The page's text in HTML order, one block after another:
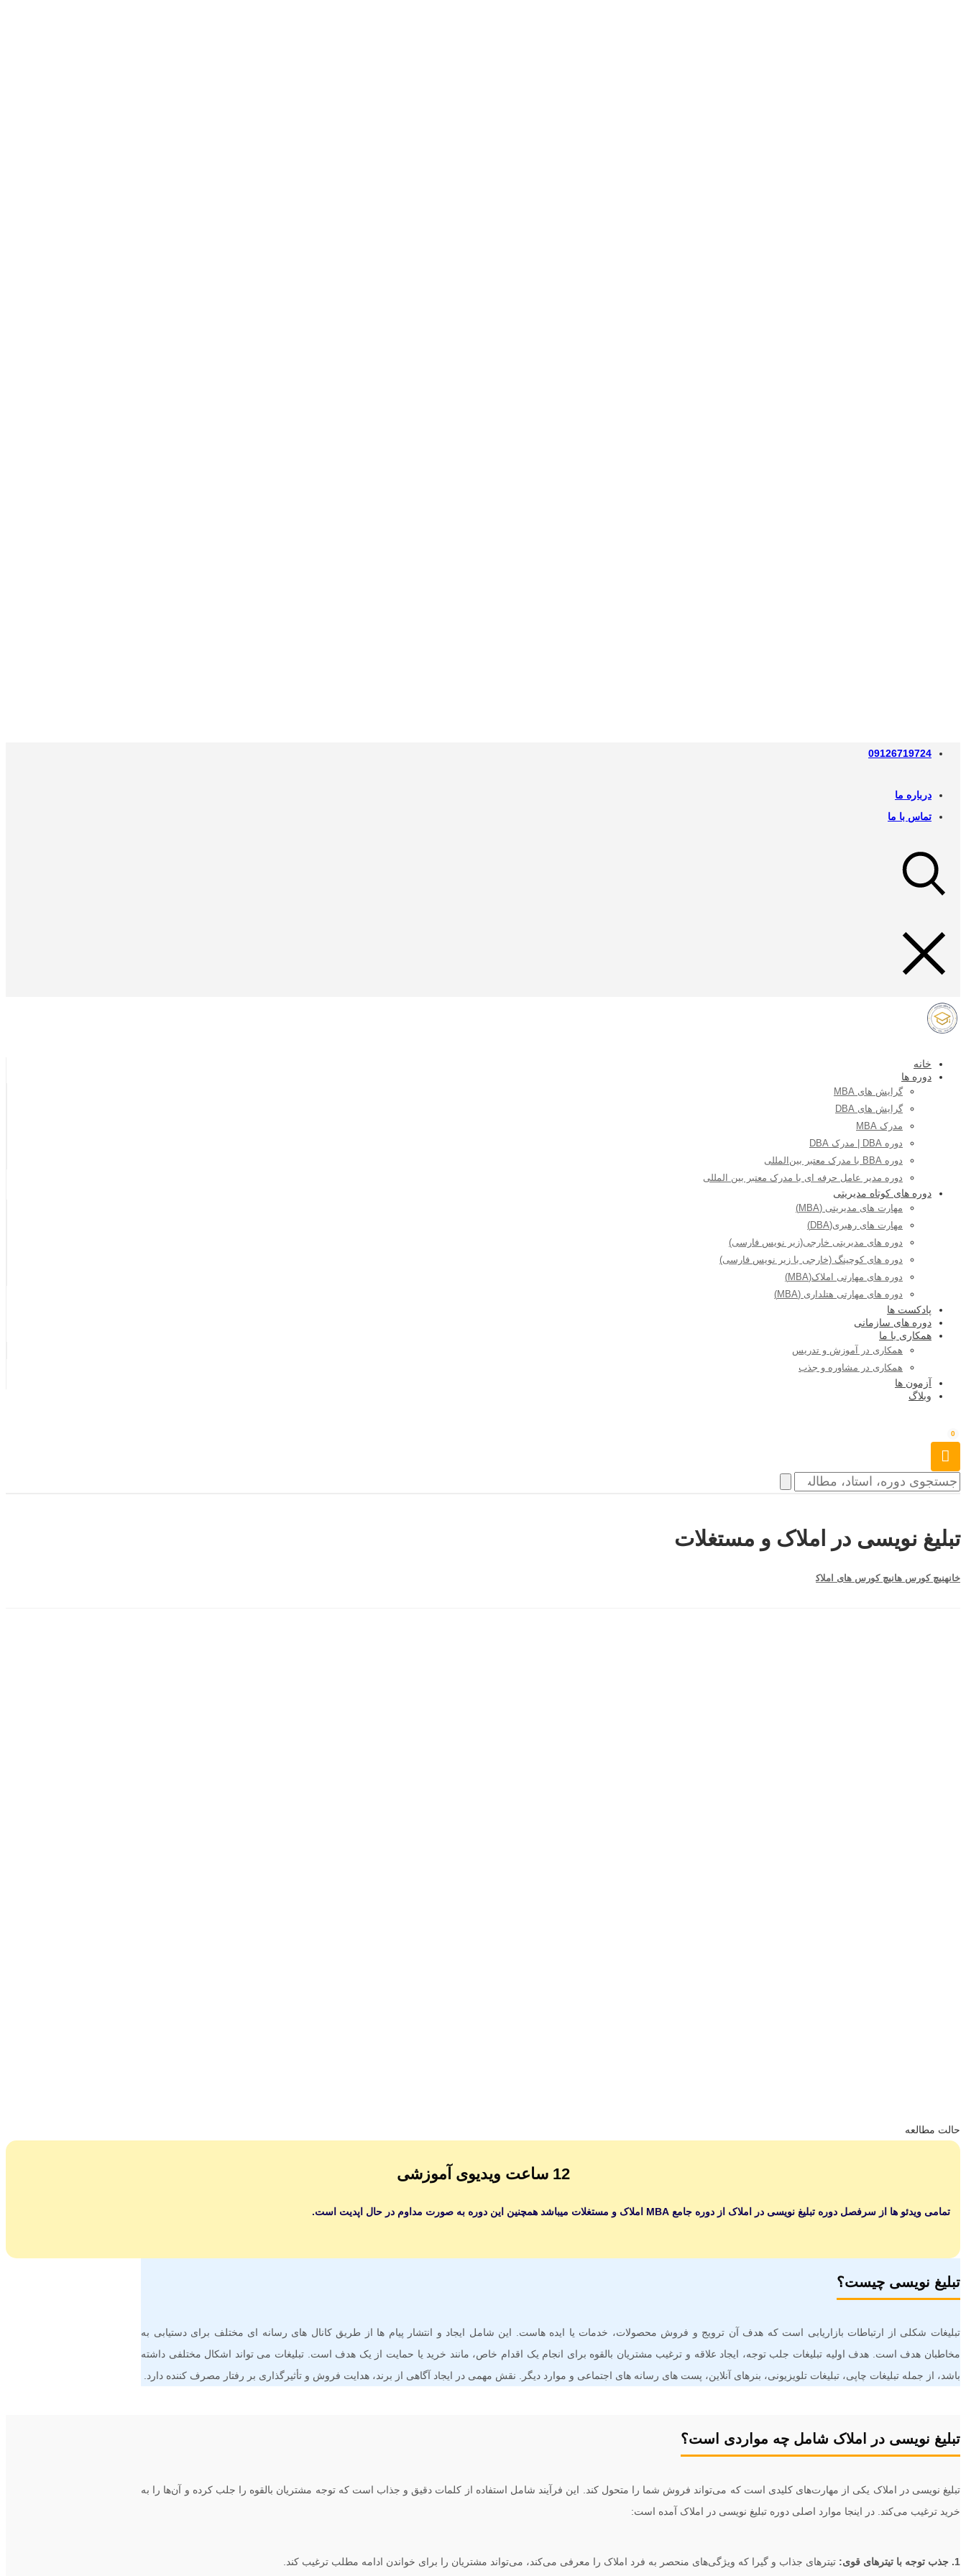
09126719724
درباره ما
تماس با ما
خانه
دوره ها
گرایش های MBA
گرایش های DBA
مدرک MBA
دوره DBA | مدرک DBA
دوره BBA با مدرک معتبر بین‌المللی
دوره مدیر عامل حرفه ای با مدرک معتبر بین المللی
دوره های کوتاه مدیریتی
مهارت های مدیریتی (MBA)
مهارت های رهبری(DBA)
دوره های مدیریتی خارجی(زیر نویس فارسی)
دوره های کوچینگ (خارجی با زیر نویس فارسی)
دوره های مهارتی املاک(MBA)
دوره های مهارتی هتلداری (MBA)
پادکست ها
دوره های سازمانی
همکاری با ما
همکاری در آموزش و تدریس
همکاری در مشاوره و جذب
آزمون ها
وبلاگ
0
تبلیغ نویسی در املاک و مستغلات
خانهنیچ کورس هانیچ کورس های املاک
حالت مطالعه
12 ساعت ویدیوی آموزشی
تمامی ویدئو ها از سرفصل دوره تبلیغ نویسی در املاک از دوره جامع MBA املاک و مستغلات میباشد همچنین این دوره به صورت مداوم در حال اپدیت است.
تبلیغ نویسی چیست؟
تبلیغات شکلی از ارتباطات بازاریابی است که هدف آن ترویج و فروش محصولات، خدمات یا ایده هاست. این شامل ایجاد و انتشار پیام ها از طریق کانال های رسانه ای مختلف برای دستیابی به
مخاطبان هدف است. هدف اولیه تبلیغات جلب توجه، ایجاد علاقه و ترغیب مشتریان بالقوه برای انجام یک اقدام خاص، مانند خرید یا حمایت از یک هدف است. تبلیغات می تواند اشکال مختلفی داشته
باشد، از جمله تبلیغات چاپی، تبلیغات تلویزیونی، بنرهای آنلاین، پست های رسانه های اجتماعی و موارد دیگر. نقش مهمی در ایجاد آگاهی از برند، هدایت فروش و تأثیرگذاری بر رفتار مصرف کننده دارد.
تبلیغ نویسی در املاک شامل چه مواردی است؟
تبلیغ نویسی در املاک یکی از مهارت‌های کلیدی است که می‌تواند فروش شما را متحول کند. این فرآیند شامل استفاده از کلمات دقیق و جذاب است که توجه مشتریان بالقوه را جلب کرده و آن‌ها را به
خرید ترغیب می‌کند. در اینجا موارد اصلی دوره تبلیغ نویسی در املاک آمده است:
1. جذب توجه با تیترهای قوی: تیترهای جذاب و گیرا که ویژگی‌های منحصر به فرد املاک را معرفی می‌کند، می‌تواند مشتریان را برای خواندن ادامه مطلب ترغیب کند.